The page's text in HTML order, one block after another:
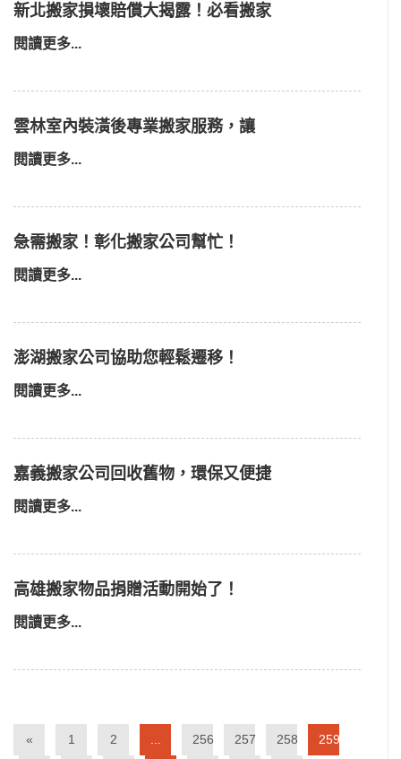
新北搬家損壞賠償大揭露！必看搬家
閱讀更多...
雲林室內裝潢後專業搬家服務，讓
閱讀更多...
急需搬家！彰化搬家公司幫忙！
閱讀更多...
澎湖搬家公司協助您輕鬆遷移！
閱讀更多...
嘉義搬家公司回收舊物，環保又便捷
閱讀更多...
高雄搬家物品捐贈活動開始了！
閱讀更多...
« 1 2 256 257 258 259